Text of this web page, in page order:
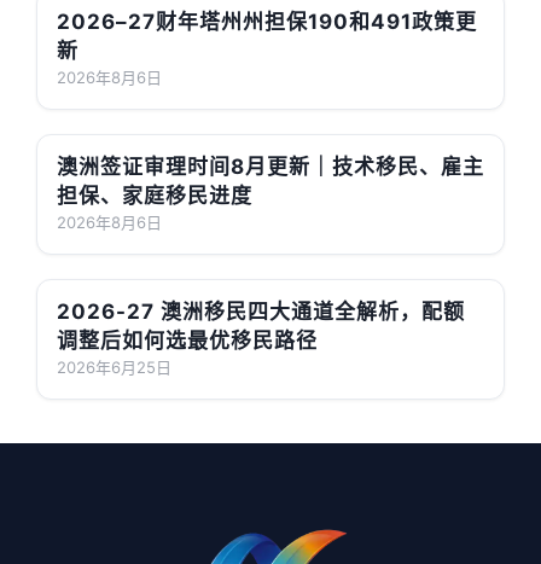
2026–27财年塔州州担保190和491政策更
新
2026年8月6日
澳洲签证审理时间8月更新｜技术移民、雇主
担保、家庭移民进度
2026年8月6日
2026-27 澳洲移民四大通道全解析，配额
调整后如何选最优移民路径
2026年6月25日